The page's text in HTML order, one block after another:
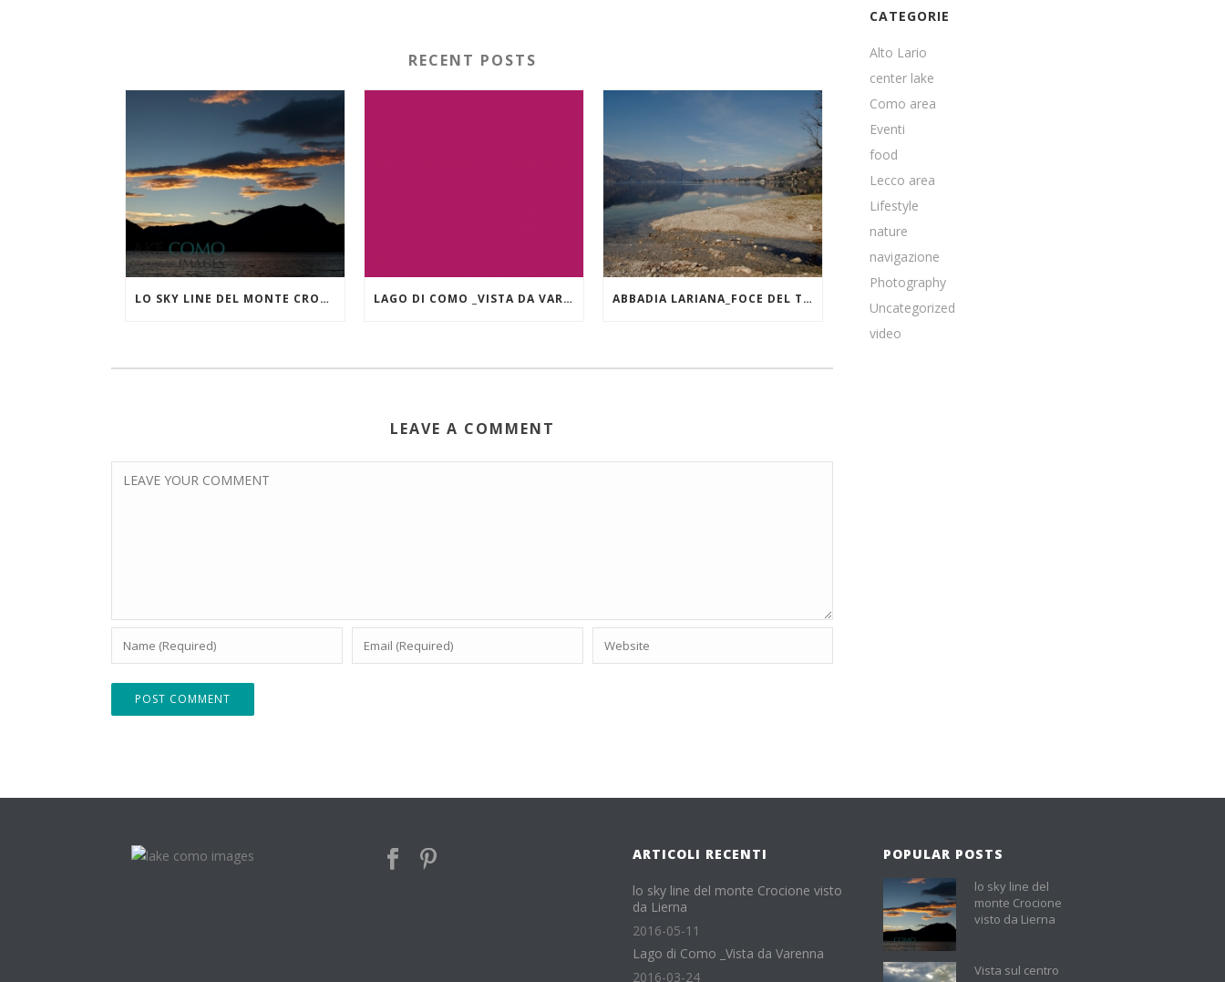
RECENT POSTS
LO SKY LINE DEL MONTE CROCIONE VISTO DA LIERNA LAGO DI COMO _VISTA DA VARENNA ABBADIA LARIANA_FOCE DEL TORRENTE ZERBO
LEAVE A COMMENT
CATEGORIE
Alto Lario
center lake
Como area
Eventi
food
Lecco area
Lifestyle
nature
navigazione
Photography
Uncategorized
video
ARTICOLI RECENTI
lo sky line del monte Crocione visto
da Lierna
2016-05-11
Lago di Como _Vista da Varenna
2016-03-24
POPULAR POSTS
lo sky line del
monte Crocione
visto da Lierna
Vista sul centro